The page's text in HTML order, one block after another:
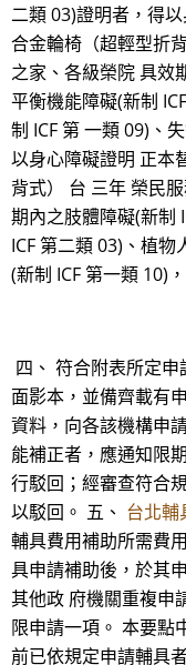
二類 03)證明者，得
合金輪椅（超輕型折
之家、各級榮院 具效
平衡機能障礙(新制
制 ICF 第 一類 09)、
以身心障礙證明 正本
背式） 台 三年 榮民
期內之肢體障礙(新制
ICF 第二類 03)、植物
(新制 ICF 第一類 10)
四、 符合附表所定
面影本，並備齊載有
資料，向各該機構申
能補正者，應通知限
行駁回；經審查符合
以駁回。 五、 台北輔
輔具費用補助所需費
具申請補助後，於其
其他政 府機關重複申
限申請一項。 本要點
前已依規定申請輔具